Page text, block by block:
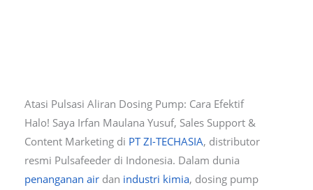
Atasi Pulsasi Aliran Dosing Pump: Cara Efektif
Halo! Saya Irfan Maulana Yusuf, Sales Support &
Content Marketing di PT ZI-TECHASIA, distributor
resmi Pulsafeeder di Indonesia. Dalam dunia
penanganan airdan industri kimia, dosing pump